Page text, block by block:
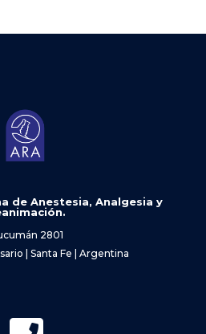
de Anestesia, Analgesia y
2801
| Santa Fe | Argentina